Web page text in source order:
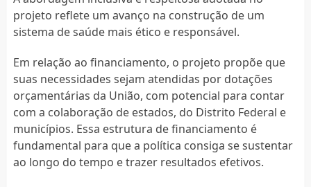
projeto reflete um avanço na construção de um
sistema de saúde mais ético e responsável.
Em relação ao financiamento, o projeto propõe que
suas necessidades sejam atendidas por dotações
orçamentárias da União, com potencial para contar
com a colaboração de estados, do Distrito Federal e
municípios. Essa estrutura de financiamento é
fundamental para que a política consiga se sustentar
ao longo do tempo e trazer resultados efetivos.